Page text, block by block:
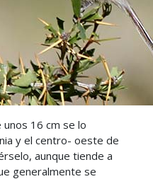
16 cm se lo
y el centro- oeste de
aunque tiende a
generalmente se